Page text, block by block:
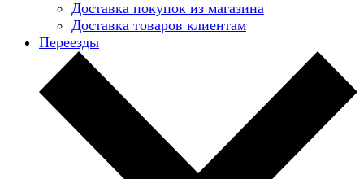
Доставка покупок из магазина
Доставка товаров клиентам
Переезды